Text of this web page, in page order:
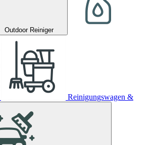
Outdoor Reiniger
Reinigungswagen &